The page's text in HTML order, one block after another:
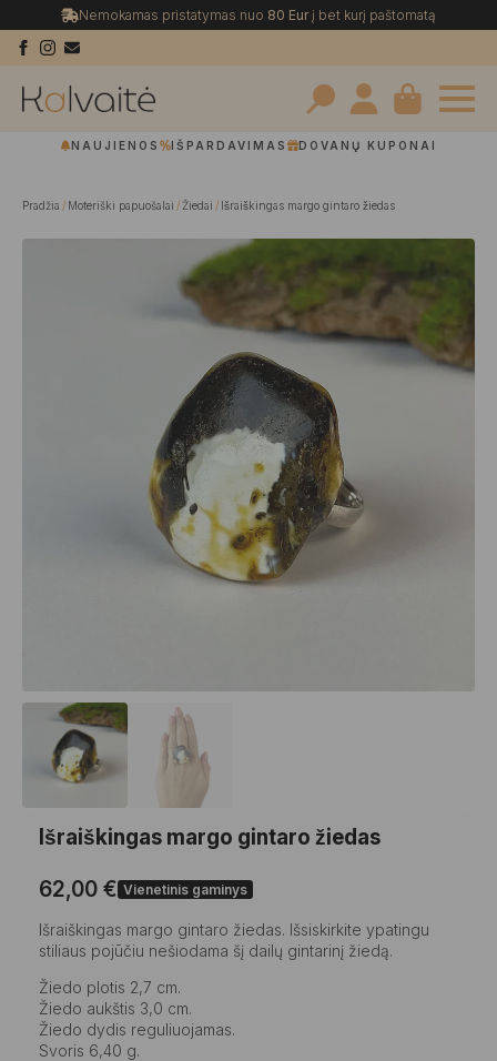
Nemokamas pristatymas nuo 80 Eurį bet kurį paštomatą
Search
NAUJIENOS IŠPARDAVIMAS DOVANŲ KUPONAI
Pradžia Moteriški papuošalai Žiedai Išraiškingas margo gintaro žiedas
Išraiškingas margo gintaro žiedas
62,00 € Vienetinis gaminys
Išraiškingas margo gintaro žiedas. Išsiskirkite ypatingu
stiliaus pojūčiu nešiodama šį dailų gintarinį žiedą.
Žiedo plotis 2,7 cm.
Žiedo aukštis 3,0 cm.
Žiedo dydis reguliuojamas.
Svoris 6,40 g.